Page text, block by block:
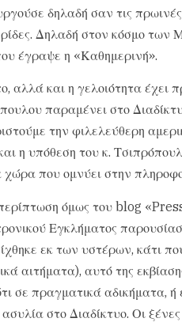
δηλαδή σαν τις
Δηλαδή στον κόσμο των
έγραψε η «Καθημερινή».
αλλά και η γελοιότητα έχει
παραμένει στο
την φιλελεύθερη
η υπόθεση του κ.
χώρα που ομνύει στην
όμως του blog
Εγκλήματος
εκ των υστέρων, κάτι
αιτήματα), αυτό της
σε πραγματικά αδικήματα,
στο Διαδίκτυο. Οι